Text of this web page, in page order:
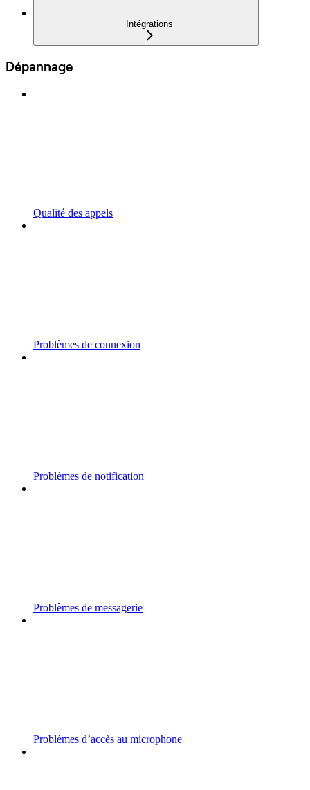
Intégrations
Dépannage
Qualité des appels
Problèmes de connexion
Problèmes de notification
Problèmes de messagerie
Problèmes d’accès au microphone